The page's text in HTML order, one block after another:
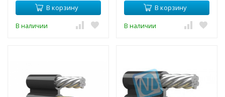
В корзину
В наличии
В корзину
В наличии